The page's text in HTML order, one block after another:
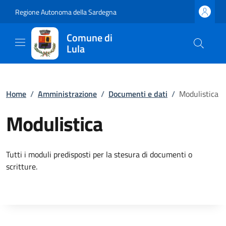
Regione Autonoma della Sardegna
Comune di
Lula
Home / Amministrazione / Documenti e dati / Modulistica
Modulistica
Tutti i moduli predisposti per la stesura di documenti o
scritture.